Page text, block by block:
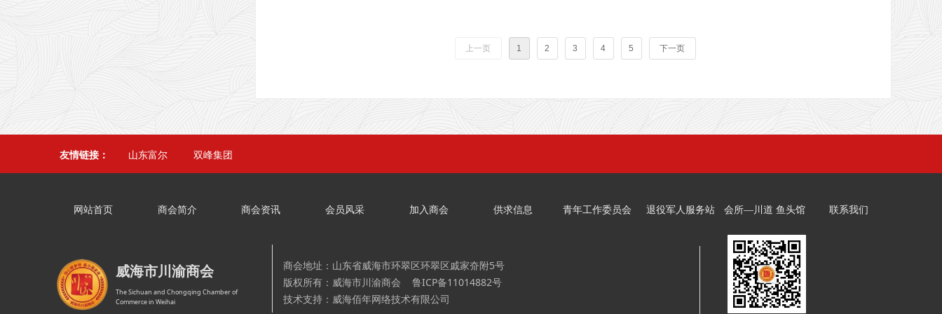
上一页 1 2 3 4 5 下一页
威海市川渝商会
The Sichuan and Chongqing Chamber of
Commerce in Weihai
网站首页 商会简介 商会资讯 会员风采 加入商会 供求信息 青年工作委员会 退役军人服务站 会所—川道 鱼头馆 联系我们
商会地址：山东省威海市环翠区环翠区戚家夼附5号
版权所有：威海市川渝商会 鲁ICP备11014882号
技术支持：威海佰年网络技术有限公司
友情链接： 山东富尔 双峰集团